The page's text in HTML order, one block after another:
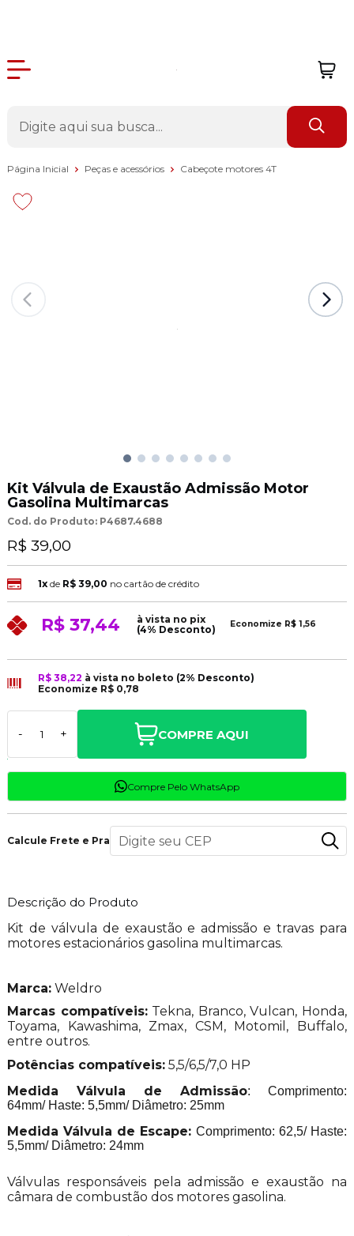
Página Inicial Peças e acessórios Cabeçote motores 4T
Kit Válvula de Exaustão Admissão Motor
Gasolina Multimarcas
Cod. do Produto: P4687.4688
R$ 39,00
1xde R$ 39,00 no cartão de crédito
R$ 37,44
à vista no pix
(4% Desconto)
Economize R$ 1,56
R$ 38,22 à vista no boleto (2% Desconto)
Economize R$ 0,78
- + COMPRE AQUI
Compre Pelo WhatsApp
Calcule Frete e Prazo
Descrição do Produto
Kit de válvula de exaustão e admissão e travas para
motores estacionários gasolina multimarcas.
Marca:Weldro
Marcas compatíveis:Tekna, Branco, Vulcan, Honda,
Toyama, Kawashima, Zmax, CSM, Motomil, Buffalo,
entre outros.
Potências compatíveis:5,5/6,5/7,0 HP
Medida Válvula de Admissão: Comprimento:
64mm/ Haste: 5,5mm/ Diâmetro: 25mm
Medida Válvula de Escape: Comprimento: 62,5/ Haste:
5,5mm/ Diâmetro: 24mm
Válvulas responsáveis pela admissão e exaustão na
câmara de combustão dos motores gasolina.